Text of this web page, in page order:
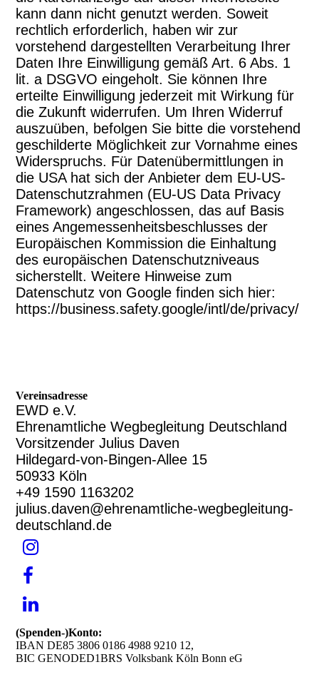
kann dann nicht genutzt werden. Soweit
rechtlich erforderlich, haben wir zur
vorstehend dargestellten Verarbeitung Ihrer
Daten Ihre Einwilligung gemäß Art. 6 Abs. 1
lit. a DSGVO eingeholt. Sie können Ihre
erteilte Einwilligung jederzeit mit Wirkung für
die Zukunft widerrufen. Um Ihren Widerruf
auszuüben, befolgen Sie bitte die vorstehend
geschilderte Möglichkeit zur Vornahme eines
Widerspruchs. Für Datenübermittlungen in
die USA hat sich der Anbieter dem EU-US-
Datenschutzrahmen (EU-US Data Privacy
Framework) angeschlossen, das auf Basis
eines Angemessenheitsbeschlusses der
Europäischen Kommission die Einhaltung
des europäischen Datenschutzniveaus
sicherstellt. Weitere Hinweise zum
Datenschutz von Google finden sich hier:
https://business.safety.google/intl/de/privacy/
Vereinsadresse
EWD e.V.
Ehrenamtliche Wegbegleitung Deutschland
Vorsitzender Julius Daven
Hildegard-von-Bingen-Allee 15
50933 Köln
+49 1590 1163202
julius.daven@ehrenamtliche-wegbegleitung-
deutschland.de
(Spenden-)Konto:
IBAN DE85 3806 0186 4988 9210 12,
BIC GENODED1BRS Volksbank Köln Bonn eG